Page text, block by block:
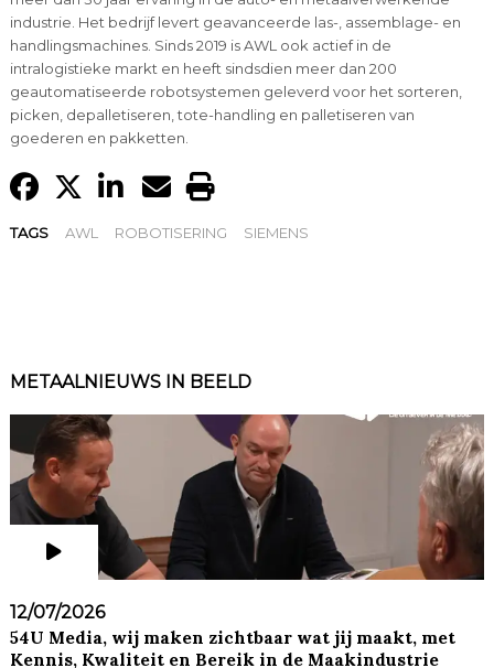
industrie. Het bedrijf levert geavanceerde las-, assemblage- en
handlingsmachines. Sinds 2019 is AWL ook actief in de
intralogistieke markt en heeft sindsdien meer dan 200
geautomatiseerde robotsystemen geleverd voor het sorteren,
picken, depalletiseren, tote-handling en palletiseren van
goederen en pakketten.
TAGS AWL ROBOTISERING SIEMENS
METAALNIEUWS IN BEELD
12/07/2026
54U Media, wij maken zichtbaar wat jij maakt, met
Kennis, Kwaliteit en Bereik in de Maakindustrie